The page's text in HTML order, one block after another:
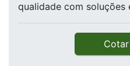
qualidade com soluções